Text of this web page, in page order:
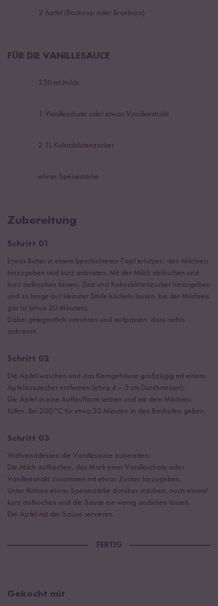
2 Äpfel (Boskoop oder Braeburn)
FÜR DIE VANILLESAUCE
250 ml Milch
1 Vanilleschote oder etwas Vanilleextrakt
2 TL Kokosblütenzucker
etwas Speisestärke
Zubereitung
Schritt 01
Etwas Butter in einem beschichteten Topf erhitzen, den Milchreis
hinzugeben und kurz anbraten. Mit der Milch ablöschen und
kurz aufkochen lassen. Zimt und Kokosblütenzucker hinzugeben
und so lange auf kleinster Stufe köcheln lassen, bis der Milchreis
gar ist (etwa 20 Minuten).
Dabei gelegentlich umrühren und aufpassen, dass nichts
anbrennt.
Schritt 02
Die Äpfel waschen und das Kerngehäuse großzügig mit einem
Apfelausstecher entfernen (etwa 4 – 5 cm Durchmesser).
Die Äpfel in eine Auflaufform setzen und mit dem Milchreis
füllen. Bei 200 °C für etwa 30 Minuten in den Backofen geben.
Schritt 03
Währenddessen die Vanillesauce zubereiten:
Die Milch aufkochen, das Mark einer Vanilleschote oder
Vanilleextrakt zusammen mit etwas Zucker hinzugeben.
Unter Rühren etwas Speisestärke darüber stäuben, noch einmal
kurz aufkochen und die Sauce ein wenig andicken lassen.
Die Äpfel mit der Sauce servieren.
FERTIG
Gekocht mit